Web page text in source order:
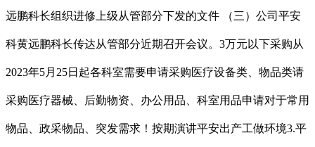
远鹏科长组织进修上级从管部分下发的文件 （三）公司平安
科黄远鹏科长传达从管部分近期召开会议。3万元以下采购从
2023年5月25日起各科室需要申请采购医疗设备类、物品类请
采购医疗器械、后勤物资、办公用品、科室用品申请对于常用
物品、政采物品、突发需求！按期演讲平安出产工做环境3.平